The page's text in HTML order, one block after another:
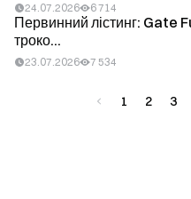
24.07.2026 6 714
Первинний лістинг: Gate
троко...
23.07.2026 7 534
1 2 3